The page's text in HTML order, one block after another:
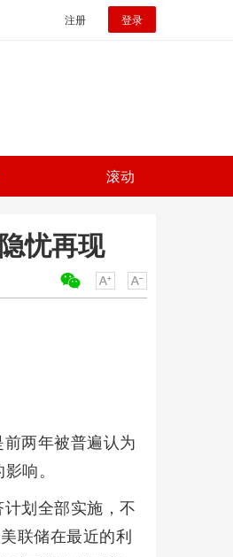
注册 登录
滚动
忧再现
两年被普遍认为
响。
划全部实施，不
联储在最近的利